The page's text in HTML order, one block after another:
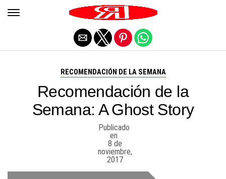
RECOMENDACIÓN DE LA SEMANA
Recomendación de la
Semana: A Ghost Story
Publicado
en
8 de
noviembre,
2017
Salir de la versión móvil